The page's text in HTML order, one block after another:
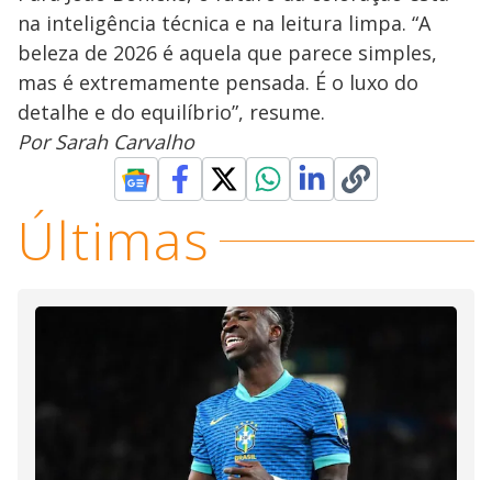
na inteligência técnica e na leitura limpa. “A
beleza de 2026 é aquela que parece simples,
mas é extremamente pensada. É o luxo do
detalhe e do equilíbrio”, resume.
Por Sarah Carvalho
Últimas